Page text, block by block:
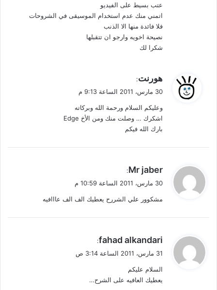
عتب بسيط على الفيديو
اتمني منك عدم استخدام الموسيقى في الشروحات
فلا فائدة منها الا الذنب
نصيحة اخويه وارجو ان تتقبلها
شكرا لك
ل
هورنت:
30 مارس، 2011 الساعة 9:13 م
وعليكم السلام ورحمة الله وبركاته
اشكرك … وصلت منك ومن الأخ Edge
بارك الله فيكم
ي
ل
Mr jaber
:
30 مارس، 2011 الساعة 10:59 م
مشكوور علي الشررح يعطيك الف الف عااافيه
ي
ل
fahad alkandari
:
31 مارس، 2011 الساعة 3:14 ص
السلام عليكم
يعطيك العافيه على الشرح…